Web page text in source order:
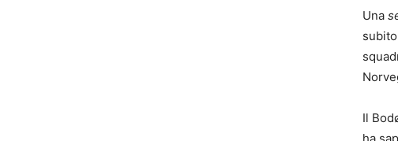
Una
Il